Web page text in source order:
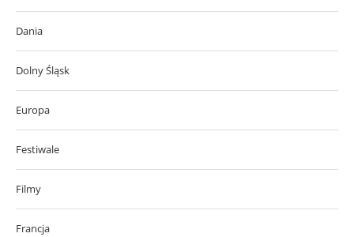
Dania
Dolny Śląsk
Europa
Festiwale
Filmy
Francja